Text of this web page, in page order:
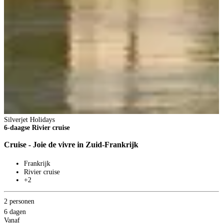
Silverjet Holidays
6-daagse Rivier cruise
Cruise - Joie de vivre in Zuid-Frankrijk
Frankrijk
Rivier cruise
+2
2 personen
6 dagen
Vanaf